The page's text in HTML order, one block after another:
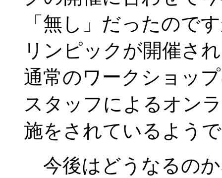
「無し」だったので
リンピックが開催さ
通常のワークショッ
スタッフによるオン
施をされているよう
今後はどうなるの